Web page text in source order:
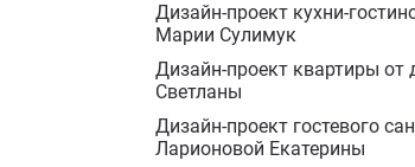
Дизайн-проект кухни-
Марии Сулимук
Дизайн-проект квартиры от
Светланы
Дизайн-проект гостевого
Ларионовой Екатерины